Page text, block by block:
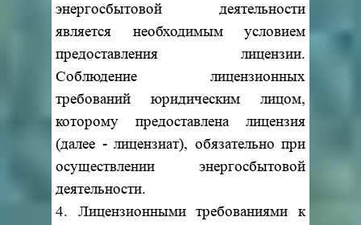
энергосбытовой деятельности
является необходимым условием
предоставления лицензии.
Соблюдение лицензионных
требований юридическим лицом,
которому предоставлена лицензия
(далее - лицензиат), обязательно при
осуществлении энергосбытовой
деятельности.
4. Лицензионными требованиями к